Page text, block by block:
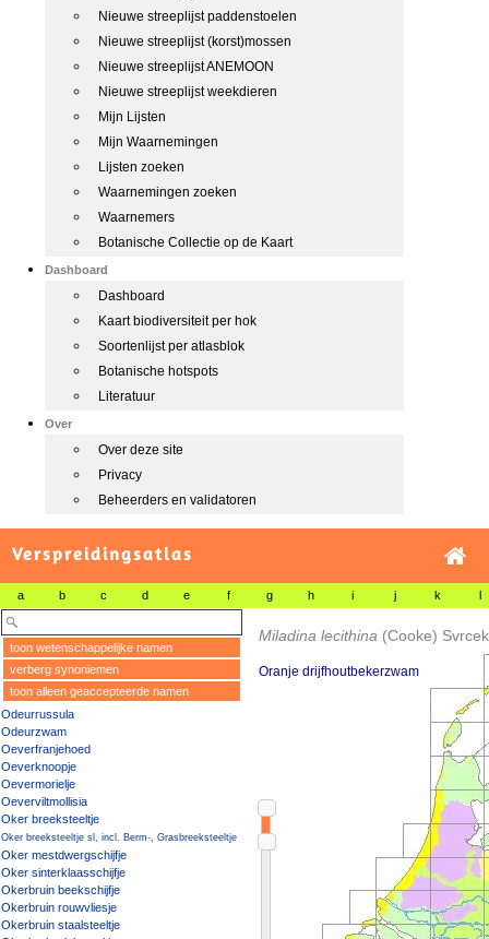
Nieuwe streeplijst paddenstoelen
Nieuwe streeplijst (korst)mossen
Nieuwe streeplijst ANEMOON
Nieuwe streeplijst weekdieren
Mijn Lijsten
Mijn Waarnemingen
Lijsten zoeken
Waarnemingen zoeken
Waarnemers
Botanische Collectie op de Kaart
Dashboard
Dashboard
Kaart biodiversiteit per hok
Soortenlijst per atlasblok
Botanische hotspots
Literatuur
Over
Over deze site
Privacy
Beheerders en validatoren
Verspreidingsatlas
a b c d e f g h i j k l
toon wetenschappelijke namen
verberg synoniemen
toon alleen geaccepteerde namen
Odeurrussula
Odeurzwam
Oeverfranjehoed
Oeverknoopje
Oevermorielje
Oeverviltmollisia
Oker breeksteeltje
Oker breeksteeltje sl, incl. Berm-, Grasbreeksteeltje
Oker mestdwergschijfje
Oker sinterklaasschijfje
Okerbruin beekschijfje
Okerbruin rouwvliesje
Okerbruin staalsteeltje
Miladina lecithina (Cooke) Svrcek
Oranje drijfhoutbekerzwam